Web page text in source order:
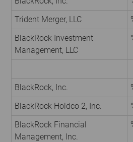
Trident Merger, LLC
BlackRock Investment
Management, LLC
BlackRock, Inc.
BlackRock Holdco 2, Inc.
BlackRock Financial
Management, Inc.